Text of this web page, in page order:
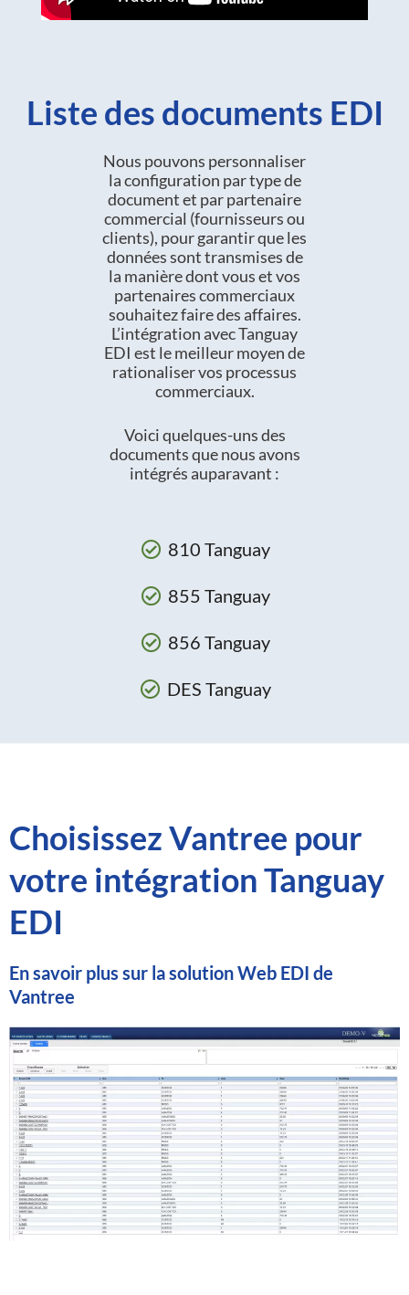
Liste des documents EDI
Nous pouvons personnaliser
la configuration par type de
document et par partenaire
commercial (fournisseurs ou
clients), pour garantir que les
données sont transmises de
la manière dont vous et vos
partenaires commerciaux
souhaitez faire des affaires.
L’intégration avec Tanguay
EDI est le meilleur moyen de
rationaliser vos processus
commerciaux.
Voici quelques-uns des
documents que nous avons
intégrés auparavant :
810 Tanguay
855 Tanguay
856 Tanguay
DES Tanguay
Choisissez Vantree pour
votre intégration Tanguay
EDI
En savoir plus sur la solution Web EDI de
Vantree